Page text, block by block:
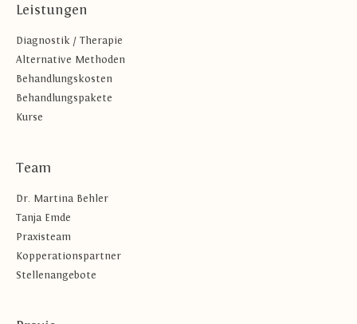
Leistungen
Diagnostik / Therapie
Alternative Methoden
Behandlungskosten
Behandlungspakete
Kurse
Team
Dr. Martina Behler
Tanja Emde
Praxisteam
Kopperationspartner
Stellenangebote